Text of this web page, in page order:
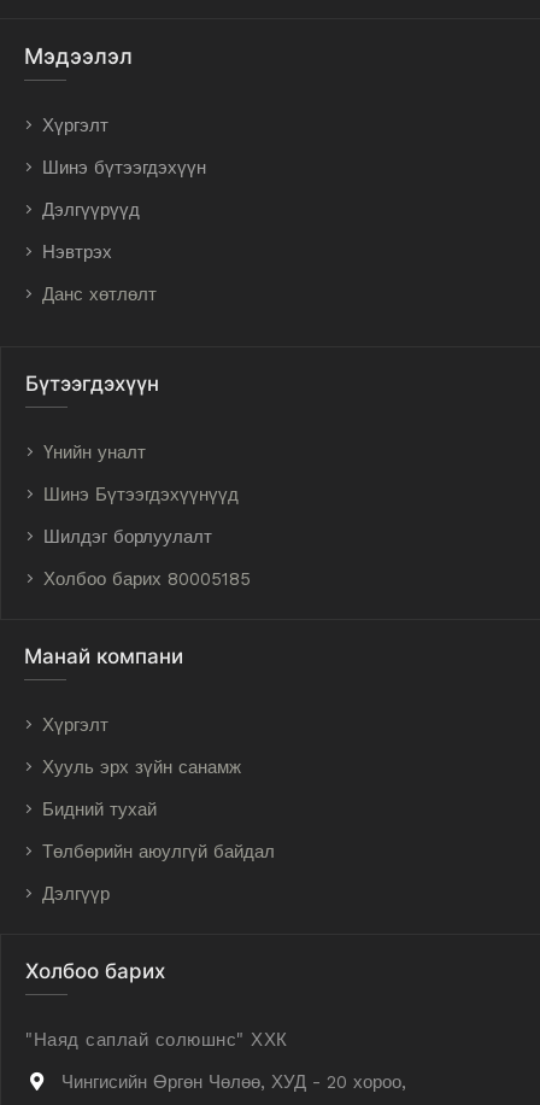
Мэдээлэл
Хүргэлт
Шинэ бүтээгдэхүүн
Дэлгүүрүүд
Нэвтрэх
Данс хөтлөлт
Бүтээгдэхүүн
Үнийн уналт
Шинэ Бүтээгдэхүүнүүд
Шилдэг борлуулалт
Холбоо барих 80005185
Манай компани
Хүргэлт
Хууль эрх зүйн санамж
Бидний тухай
Төлбөрийн аюулгүй байдал
Дэлгүүр
Холбоо барих
"Наяд саплай солюшнс" ХХК
Чингисийн Өргөн Чөлөө, ХУД - 20 хороо,